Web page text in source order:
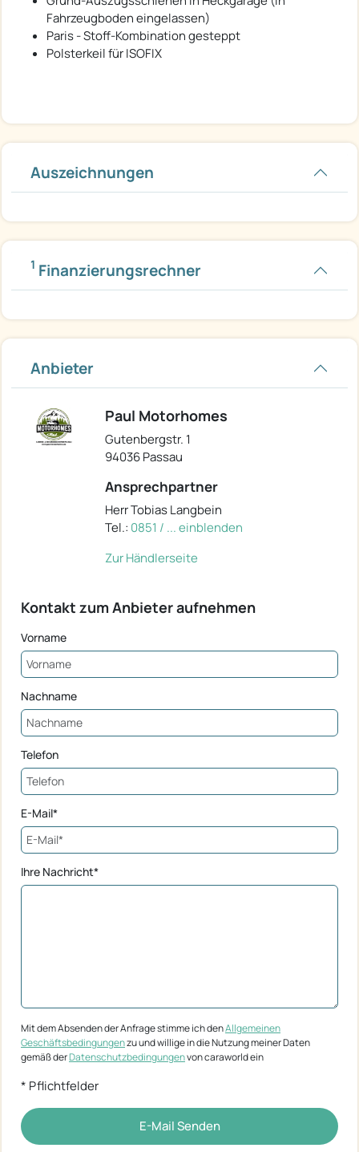
Fahrzeugboden eingelassen)
Paris - Stoff-Kombination gesteppt
Polsterkeil für ISOFIX
Auszeichnungen
1 Finanzierungsrechner
Anbieter
Paul Motorhomes
Gutenbergstr. 1
94036 Passau
Ansprechpartner
Herr Tobias Langbein
Tel.: 0851 / ... einblenden
Zur Händlerseite
Kontakt zum Anbieter aufnehmen
Vorname
Nachname
Telefon
E-Mail*
Ihre Nachricht*
Mit dem Absenden der Anfrage stimme ich denAllgemeinen
Geschäftsbedingungenzu und willige in die Nutzung meiner Daten
gemäß derDatenschutzbedingungenvon caraworld ein
* Pflichtfelder
E-Mail Senden